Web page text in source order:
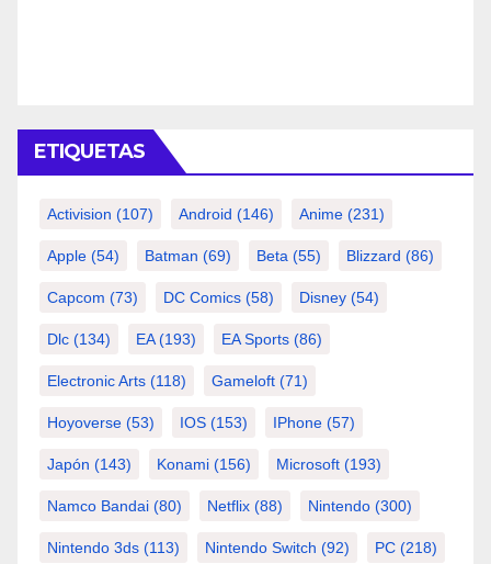
ETIQUETAS
Activision (107) Android (146) Anime (231)
Apple (54) Batman (69) Beta (55) Blizzard (86)
Capcom (73) DC Comics (58) Disney (54)
Dlc (134) EA(193) EA Sports (86)
Electronic Arts (118) Gameloft (71)
Hoyoverse (53) IOS (153) IPhone (57)
Japón (143) Konami (156) Microsoft (193)
Namco Bandai (80) Netflix (88) Nintendo (300)
Nintendo 3ds (113) Nintendo Switch (92) PC (218)